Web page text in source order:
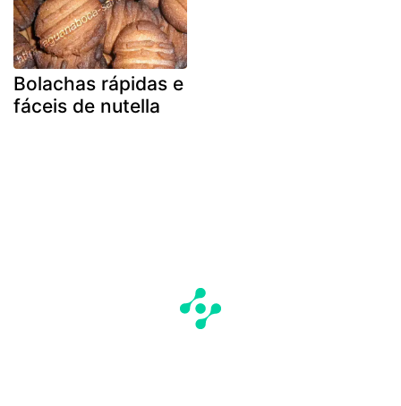
Bolachas rápidas e
fáceis de nutella